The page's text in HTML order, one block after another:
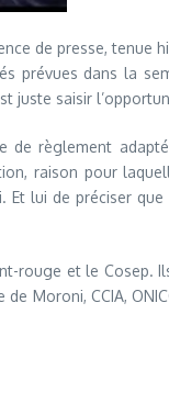
de presse, tenue
prévues dans la
juste saisir
de règlement
raison pour
lui de préciser
rouge et le
Moroni, CCIA,